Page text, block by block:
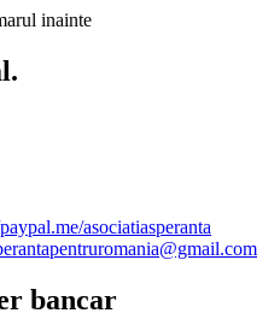
inainte
asociatiasperanta
bancar